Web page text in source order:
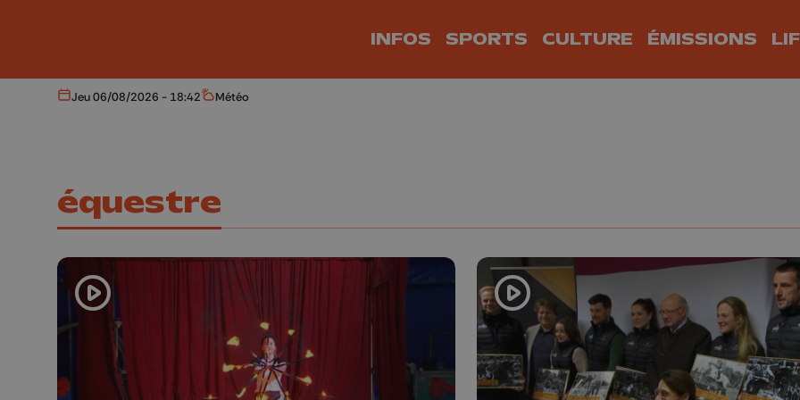
INFOS SPORTS CULTURE ÉMISSIONS
Aujourd'hui
Jeu 06/08/2026 - 18:42 Météo
Météo
équestre